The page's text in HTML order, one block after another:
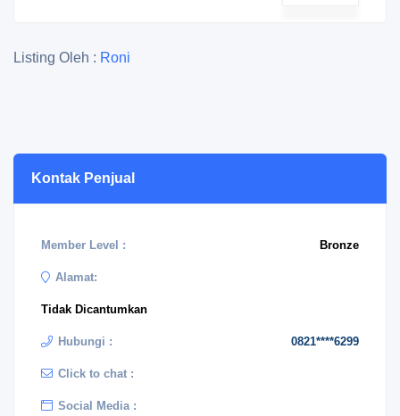
Listing Oleh : Roni
Kontak Penjual
Member Level : Bronze
Alamat:
Tidak Dicantumkan
Hubungi : 0821****6299
Click to chat :
Social Media :